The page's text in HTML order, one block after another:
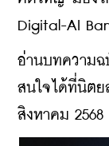
Digital-AI
อ่านบทความฉ
สนใจได้ที่นิตย
สิงหาคม